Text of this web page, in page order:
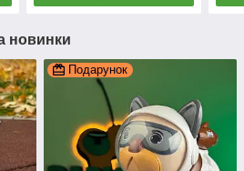
новинки
Подарунок